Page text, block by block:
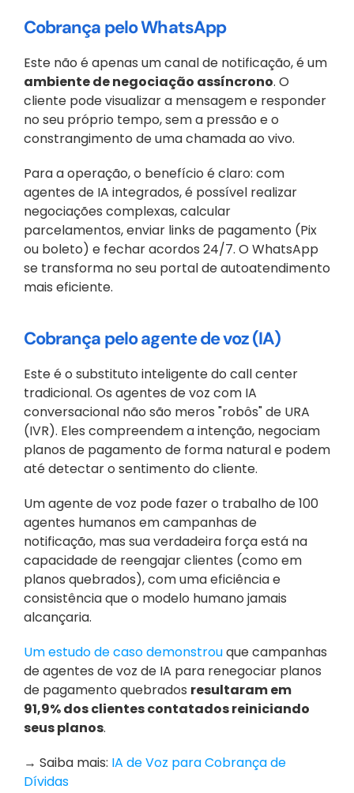
Cobrança pelo WhatsApp
Este não é apenas um canal de notificação, é um
ambiente de negociação assíncrono. O
cliente pode visualizar a mensagem e responder
no seu próprio tempo, sem a pressão e o
constrangimento de uma chamada ao vivo.
Para a operação, o benefício é claro: com
agentes de IA integrados, é possível realizar
negociações complexas, calcular
parcelamentos, enviar links de pagamento (Pix
ou boleto) e fechar acordos 24/7. O WhatsApp
se transforma no seu portal de autoatendimento
mais eficiente.
Cobrança pelo agente de voz (IA)
Este é o substituto inteligente do call center
tradicional. Os agentes de voz com IA
conversacional não são meros "robôs" de URA
(IVR). Eles compreendem a intenção, negociam
planos de pagamento de forma natural e podem
até detectar o sentimento do cliente.
Um agente de voz pode fazer o trabalho de 100
agentes humanos em campanhas de
notificação, mas sua verdadeira força está na
capacidade de reengajar clientes (como em
planos quebrados), com uma eficiência e
consistência que o modelo humano jamais
alcançaria.
Um estudo de caso demonstrou que campanhas
de agentes de voz de IA para renegociar planos
de pagamento quebrados resultaram em
91,9% dos clientes contatados reiniciando
seus planos.
→ Saiba mais: IA de Voz para Cobrança de
Dívidas